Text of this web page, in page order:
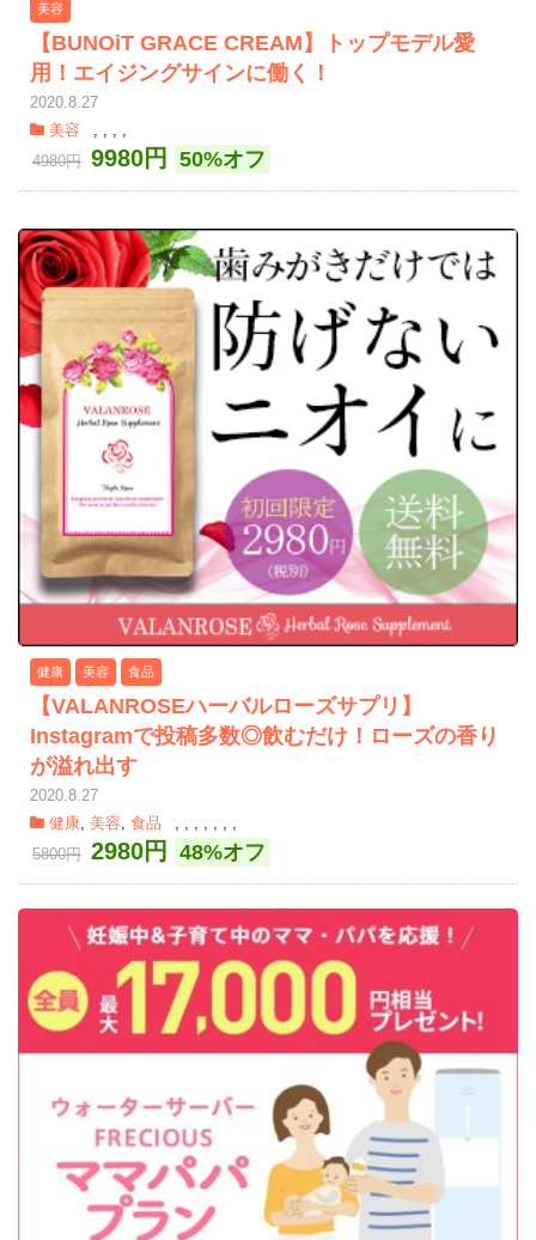
美容
【BUNOiT GRACE CREAM】トップモデル愛
用！エイジングサインに働く！
2020.8.27
美容
, , , ,
4980円 9980円 50%オフ
健康 美容 食品
【VALANROSEハーバルローズサプリ】
Instagramで投稿多数◎飲むだけ！ローズの香り
が溢れ出す
2020.8.27
健康 美容 食品
5800円 2980円 48%オフ